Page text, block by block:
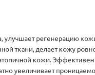
улучшает регенерацию
ткани, делает кожу
кожи.
увеличивает